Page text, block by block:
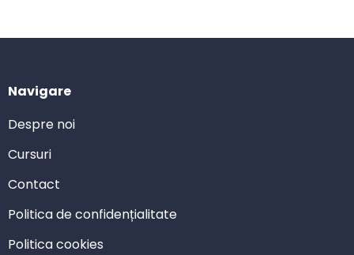
Navigare
Despre noi
Cursuri
Contact
Politica de confidențialitate
Politica cookies